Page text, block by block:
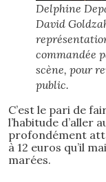
Delphine
David
commandée
scène, pour
public.
C’est le pari de
l’habitude d’aller
profondément
à 12 euros qu’il
marées.